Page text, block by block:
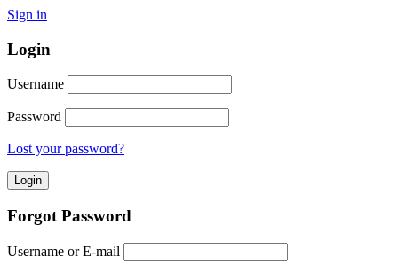
Sign in
Login
Username
Password
Lost your password?
Forgot Password
Username or E-mail